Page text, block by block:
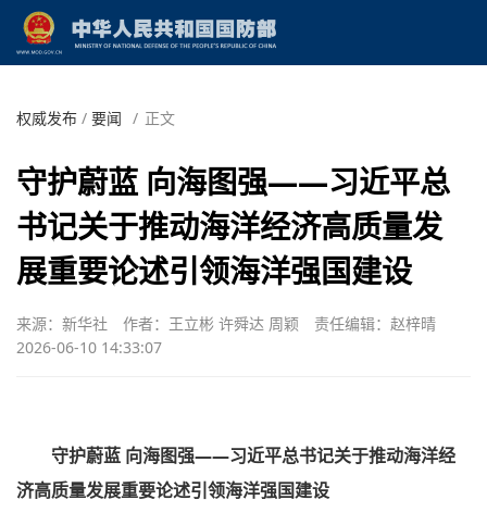
权威发布 / 要闻 / 正文
守护蔚蓝 向海图强——习近平总
书记关于推动海洋经济高质量发
展重要论述引领海洋强国建设
来源：新华社 作者：王立彬 许舜达 周颖
责任编辑：赵梓晴
2026-06-10 14:33:07
守护蔚蓝 向海图强——习近平总书记关于推动海洋经
济高质量发展重要论述引领海洋强国建设